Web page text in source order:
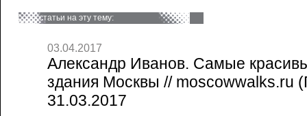
статьи на эту тему:
03.04.2017
Александр Иванов. Самые
здания Москвы // moscowwalks.ru
31.03.2017